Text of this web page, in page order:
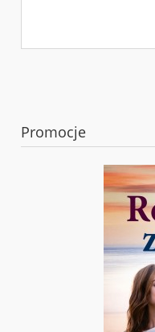
Promocje